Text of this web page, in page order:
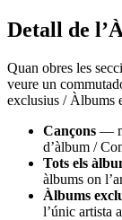
Detall de
Quan obres les
veure un
exclusius / Àlbums
Cançons —
d’àlbum /
Tots els
àlbums on
Àlbums
l’únic artista